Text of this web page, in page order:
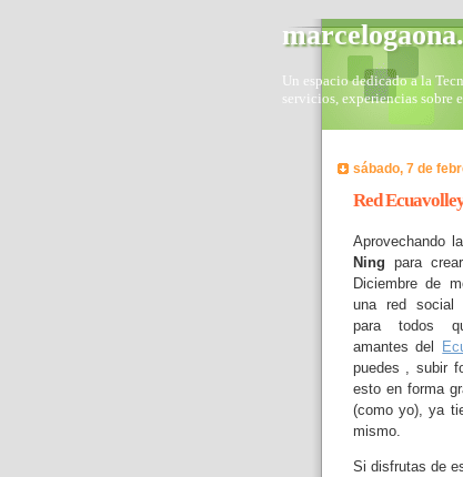
Un espacio dedicado a la
servicios, experiencias sobre
sábado, 7 de
Red
Aprovechando
Ning para
Diciembre de
una red social
para todos
amantes del
puedes , subir
esto en forma
(como yo), ya
mismo.
Si disfrutas de